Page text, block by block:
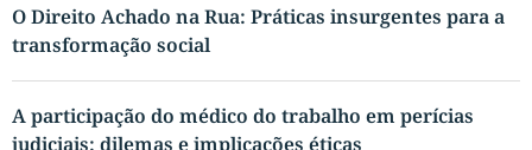
O Direito Achado na Rua: Práticas insurgentes para a
transformação social
A participação do médico do trabalho em perícias
judiciais: dilemas e implicações éticas